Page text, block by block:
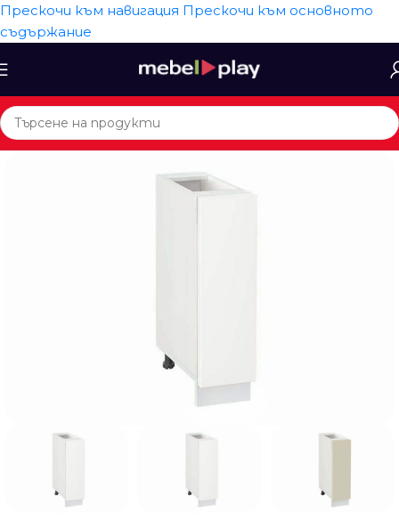
Прескочи към навигация Прескочи към основното
съдържание